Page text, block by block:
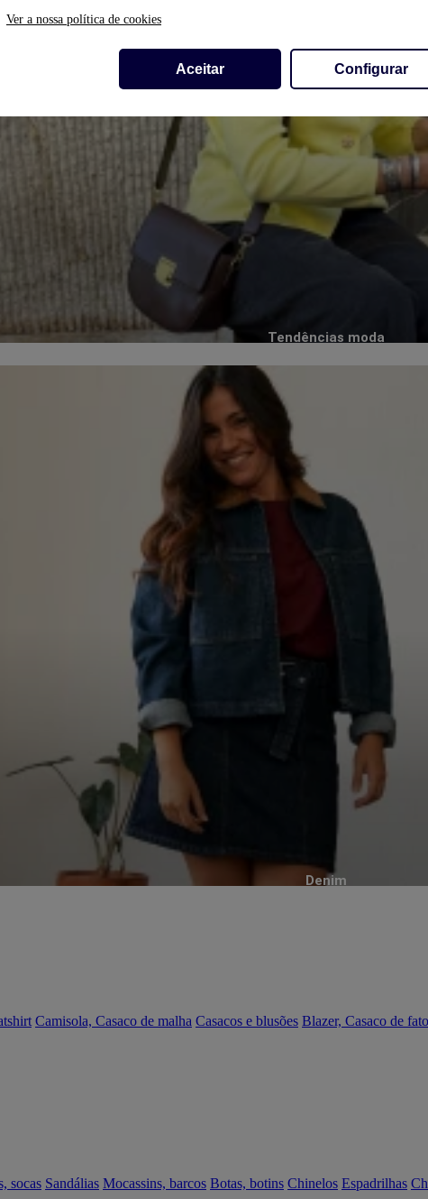
Ver a nossa política de cookies
Aceitar Configurar
Tendências moda
Denim
Camisola, Casaco de malha Casacos e blusões Blazer, Casaco de fato
socas Sandálias Mocassins, barcos Botas, botins Chinelos Espadrilhas